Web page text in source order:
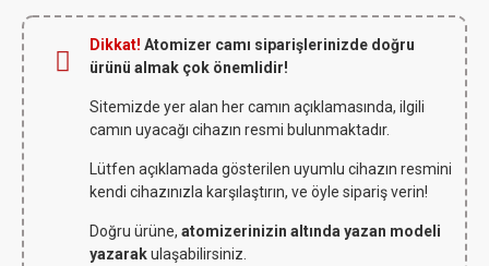
Dikkat! Atomizer camı siparişlerinizde doğru
ürünü almak çok önemlidir!
Sitemizde yer alan her camın açıklamasında, ilgili
camın uyacağı cihazın resmi bulunmaktadır.
Lütfen açıklamada gösterilen uyumlu cihazın resmini
kendi cihazınızla karşılaştırın, ve öyle sipariş verin!
Doğru ürüne, atomizerinizin altında yazan modeli
yazarakulaşabilirsiniz.